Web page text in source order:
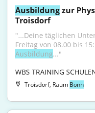
Ausbildung zur
Troisdorf
"...Deine täglichen
Ausbildung..."
WBS TRAINING
Troisdorf, Raum Bonn